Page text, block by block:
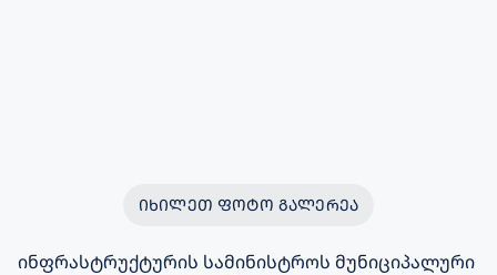
ᲘᲮᲘᲚᲔᲗ ᲤᲝᲢᲝ ᲒᲐᲚᲔᲠᲔᲐ
ინფრასტრუქტურის სამინისტროს მუნიციპალური